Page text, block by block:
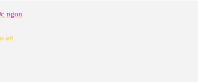
ngon
sợi